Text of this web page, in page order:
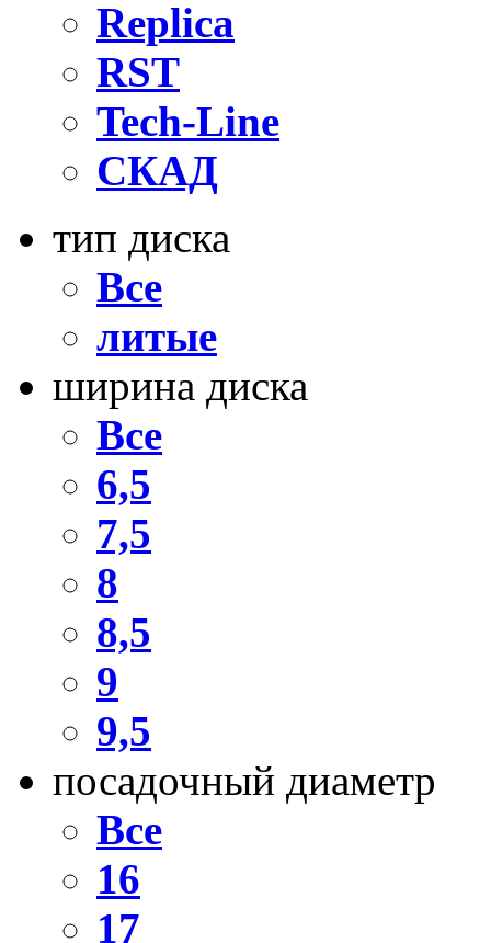
Replica
RST
Tech-Line
СКАД
тип диска
Все
литые
ширина диска
Все
6,5
7,5
8
8,5
9
9,5
посадочный диаметр
Все
16
17